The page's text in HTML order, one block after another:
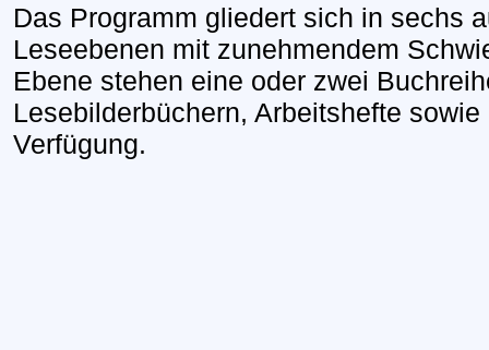
Das Programm gliedert sich in sechs
Leseebenen mit zunehmendem
Ebene stehen eine oder zwei
Lesebilderbüchern, Arbeitshefte
Verfügung.